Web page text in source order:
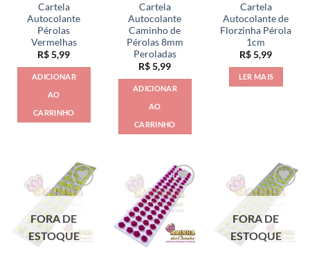
Cartela
Autocolante
Pérolas
Vermelhas
R$5,99
ADICIONAR
AO
CARRINHO
Cartela
Autocolante
Caminho de
Pérolas 8mm
Peroladas
R$5,99
ADICIONAR
AO
CARRINHO
Cartela
Autocolante de
Florzinha Pérola
1cm
R$5,99
LER MAIS
FORA DE
ESTOQUE
FORA DE
ESTOQUE